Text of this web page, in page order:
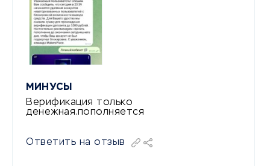
МИНУСЫ
Верификация только
денежная.пополняется
Ответить на отзыв